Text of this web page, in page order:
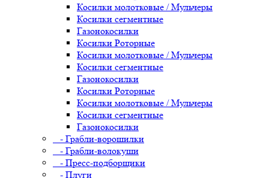
Косилки молотковые / Мульчеры
Косилки сегментные
Газонокосилки
Косилки Роторные
Косилки молотковые / Мульчеры
Косилки сегментные
Газонокосилки
Косилки Роторные
Косилки молотковые / Мульчеры
Косилки сегментные
Газонокосилки
- Грабли-ворошилки
- Грабли-волокуши
- Пресс-подборщики
- Плуги